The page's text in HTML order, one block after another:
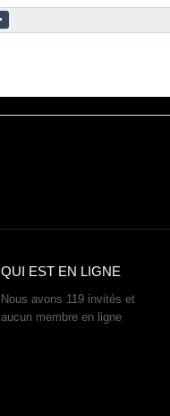
QUI EST EN LIGNE
Nous avons 119 invités et
aucun membre en ligne